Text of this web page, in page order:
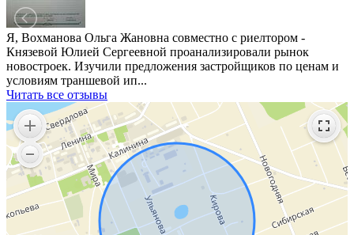
Я, Вохманова Ольга Жановна совместно с риелтором -
Князевой Юлией Сергеевной проанализировали рынок
новостроек. Изучили предложения застройщиков по ценам и
условиям траншевой ип...
Читать все отзывы